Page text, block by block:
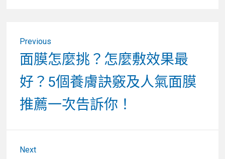
Previous
Previous
post:
面膜怎麼挑？怎麼敷效果最
好？5個養膚訣竅及人氣面膜
推薦一次告訴你！
Next